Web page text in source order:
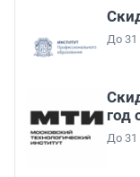
До 31
год
До 31